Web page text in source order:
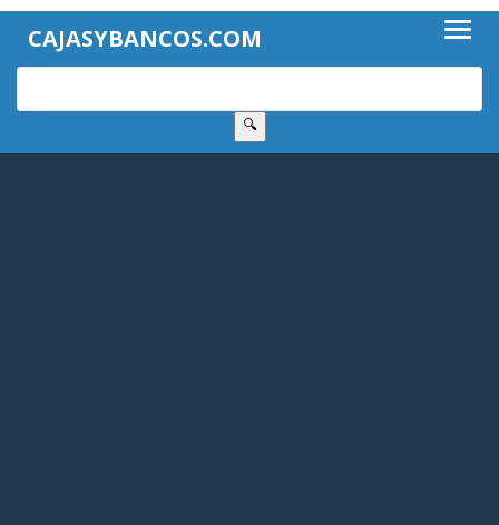
CAJASYBANCOS.COM
🔍